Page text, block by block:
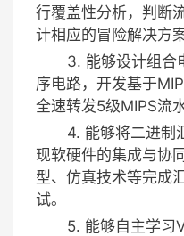
行覆盖性分析，判断
计相应的冒险解决方
3. 能够设计组合
序电路，开发基于
全速转发5级MIPS流水
4. 能够将二进制汇
现软硬件的集成与协
型、仿真技术等完成
试。
5. 能够自主学习